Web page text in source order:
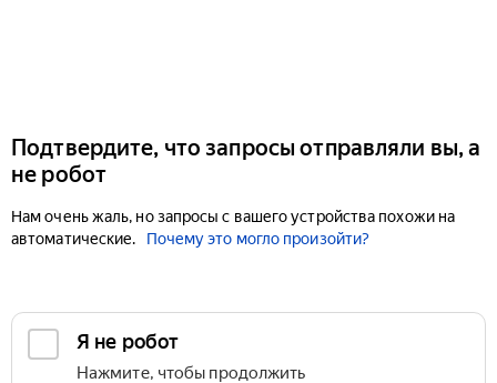
Подтвердите, что запросы отправляли вы, а
не робот
Нам очень жаль, но запросы с вашего устройства похожи на
автоматические.
Почему это могло произойти?